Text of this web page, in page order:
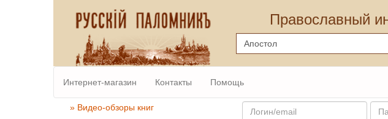
Православный
Интернет-магазин Контакты Помощь
» Видео-обзоры книг
Email